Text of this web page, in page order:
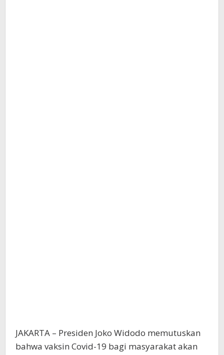
JAKARTA – Presiden Joko Widodo memutuskan
bahwa vaksin Covid-19 bagi masyarakat akan